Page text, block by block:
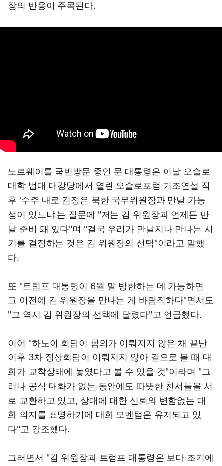
장의 반응이 주목된다.
노르웨이를 국빈방문 중인 문 대통령은 이날 오슬로
대학 법대 대강당에서 열린 오슬로포럼 기조연설 직
후 '수주 내로 김정은 북한 국무위원장과 만날 가능
성이 있느냐'는 질문에 "저는 김 위원장과 언제든 만
날 준비 돼 있다"며 "결국 우리가 만날지나 만나는 시
기를 결정하는 것은 김 위원장의 선택"이라고 말했
다.
또 "트럼프 대통령이 6월 말 방한하는 데 가능하면
그 이전에 김 위원장을 만나는 게 바람직하다"면서도
"그 역시 김 위원장의 선택에 달렸다"고 언급했다.
이어 "하노이 회담이 합의가 이뤄지지 않은 채 끝난
이후 3차 정상회담이 이뤄지지 않아 겉으로 볼 때 대
화가 교착상태에 놓였다고 볼 수 있을 것"이라며 "그
러나 공식 대화가 없는 동안에도 따뜻한 친서들을 서
로 교환하고 있고, 상대에 대한 신뢰와 변함없는 대
화 의지를 표명하기에 대화 모멘텀은 유지되고 있
다"고 강조했다.
그러면서 "김 위원장과 트럼프 대통령은 보다 조기에